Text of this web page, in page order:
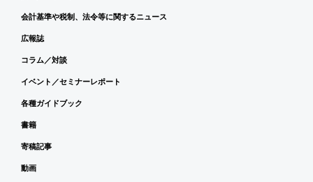
会計基準や税制、法令等に関するニュース
広報誌
コラム／対談
イベント／セミナーレポート
各種ガイドブック
書籍
寄稿記事
動画